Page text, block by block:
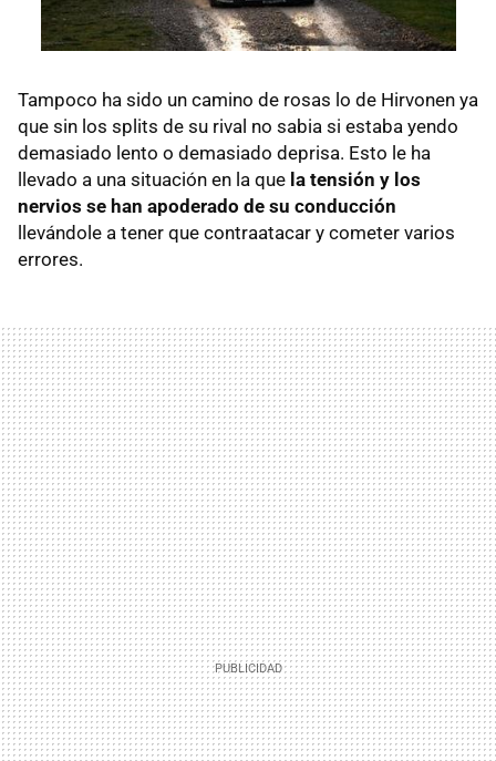
Tampoco ha sido un camino de rosas lo de Hirvonen ya
que sin los splits de su rival no sabia si estaba yendo
demasiado lento o demasiado deprisa. Esto le ha
llevado a una situación en la que la tensión y los
nervios se han apoderado de su conducción
llevándole a tener que contraatacar y cometer varios
errores.